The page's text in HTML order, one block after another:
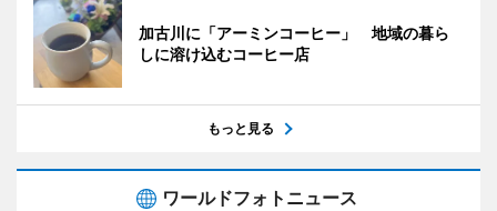
加古川に「アーミンコーヒー」 地域の暮ら
しに溶け込むコーヒー店
もっと見る
ワールドフォトニュース